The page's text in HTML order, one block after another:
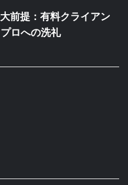
前提：有料クライアン
ロへの洗礼